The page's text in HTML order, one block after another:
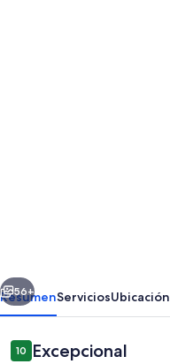
in
Domingos
Martins
Siguiente
56+
ResumenServiciosUbicación
Comentarios
1010 de 10
Excepcional